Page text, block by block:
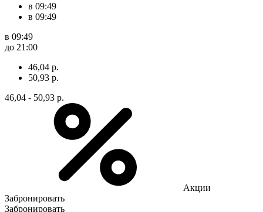
в 09:49
в 09:49
в 09:49
до 21:00
46,04 р.
50,93 р.
46,04 - 50,93 р.
Акции
Забронировать
Забронировать